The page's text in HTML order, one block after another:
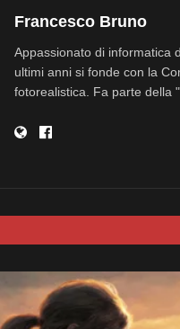
Francesco Bruno
Appassionato di informatica
ultimi anni si fonde con la
fotorealistica. Fa parte della